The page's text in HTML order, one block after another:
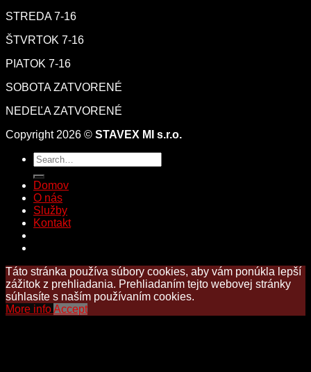
STREDA 7-16
ŠTVRTOK 7-16
PIATOK 7-16
SOBOTA ZATVORENÉ
NEDEĽA ZATVORENÉ
Copyright 2026 © STAVEX MI s.r.o.
Domov
O nás
Služby
Kontakt
Táto stránka používa súbory cookies, aby vám ponúkla lepší
zážitok z prehliadania. Prehliadaním tejto webovej stránky
súhlasíte s naším používaním cookies.
More infoAccept